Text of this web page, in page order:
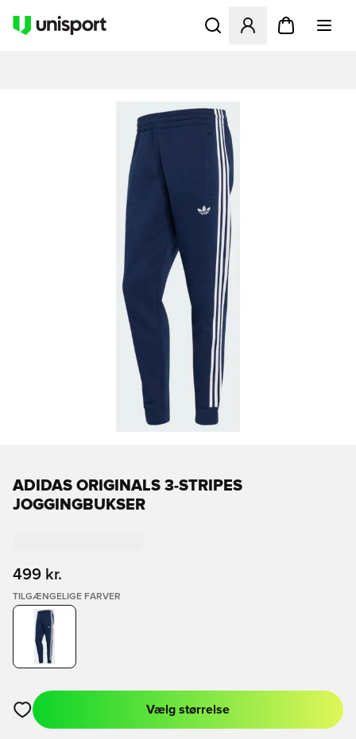
Åbner en Modal til at
ADIDAS ORIGINALS 3-STRIPES
JOGGINGBUKSER
499 kr.
TILGÆNGELIGE FARVER
Åbner en Modal til at logge ind eller tilmelde dig som medlem
Vælg størrelse